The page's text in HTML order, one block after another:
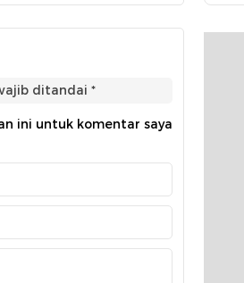
ditandai *
ini untuk komentar saya